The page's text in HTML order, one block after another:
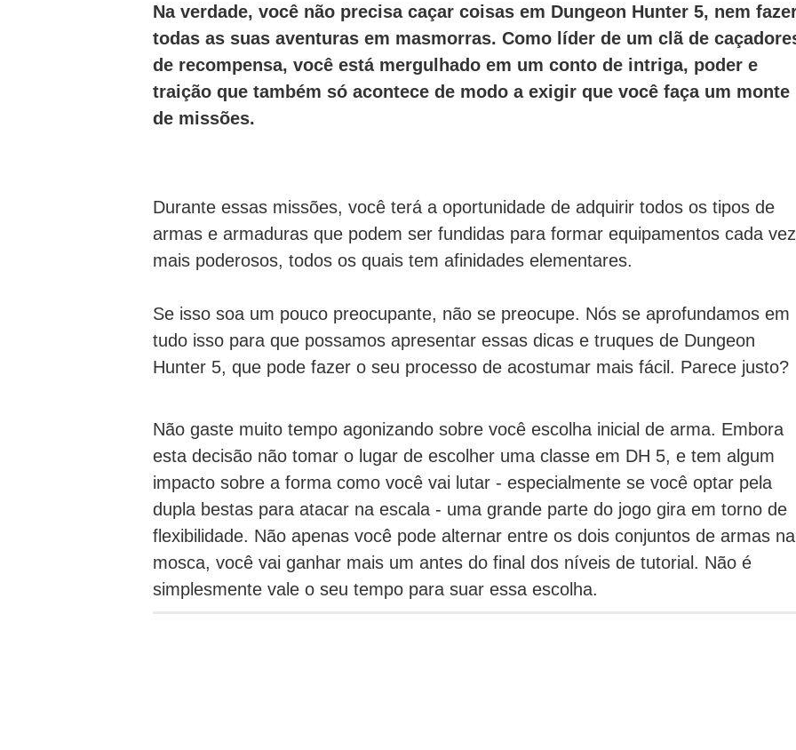
Na verdade, você não precisa caçar coisas em Dungeon Hunter 5, nem
todas as suas aventuras em masmorras. Como líder de um clã de
de recompensa, você está mergulhado em um conto de intriga, poder e
traição que também só acontece de modo a exigir que você faça um monte
de missões.
Durante essas missões, você terá a oportunidade de adquirir todos os tipos de
armas e armaduras que podem ser fundidas para formar equipamentos cada vez
mais poderosos, todos os quais tem afinidades elementares.
Se isso soa um pouco preocupante, não se preocupe. Nós se aprofundamos em
tudo isso para que possamos apresentar essas dicas e truques de Dungeon
Hunter 5, que pode fazer o seu processo de acostumar mais fácil. Parece justo?
Não gaste muito tempo agonizando sobre você escolha inicial de arma. Embora
esta decisão não tomar o lugar de escolher uma classe em DH 5, e tem algum
impacto sobre a forma como você vai lutar - especialmente se você optar pela
dupla bestas para atacar na escala - uma grande parte do jogo gira em torno de
flexibilidade. Não apenas você pode alternar entre os dois conjuntos de armas na
mosca, você vai ganhar mais um antes do final dos níveis de tutorial. Não é
simplesmente vale o seu tempo para suar essa escolha.